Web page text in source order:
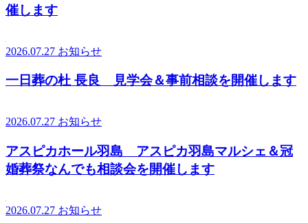
催します
2026.07.27 お知らせ
一日葬の杜 長良 見学会＆事前相談を開催します
2026.07.27 お知らせ
アスピカホール羽島 アスピカ羽島マルシェ＆冠
婚葬祭なんでも相談会を開催します
2026.07.27 お知らせ